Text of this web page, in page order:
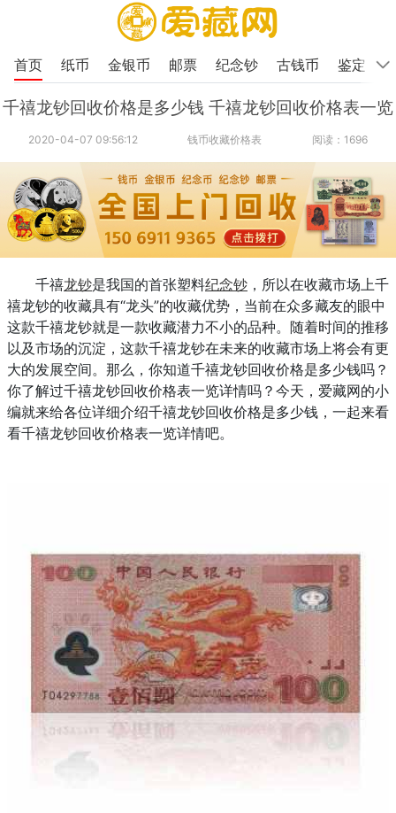
首页 纸币 金银币 邮票 纪念钞 古钱币 鉴定
千禧龙钞回收价格是多少钱 千禧龙钞回收价格表一览
2020-04-07 09:56:12 钱币收藏价格表 阅读：1696
千禧龙钞是我国的首张塑料纪念钞 ，所以在收藏市场上千
禧龙钞的收藏具有“龙头”的收藏优势，当前在众多藏友的眼中
这款千禧龙钞就是一款收藏潜力不小的品种。随着时间的推移
以及市场的沉淀，这款千禧龙钞在未来的收藏市场上将会有更
大的发展空间。 那么，你知道千禧龙钞回收价格是多少钱吗？
你了解过千禧龙钞回收价格表一览详情吗？ 今天 ，爱藏网的小
编就来给各位详细介绍千禧龙钞回收价格是多少钱 ，一起来看
看千禧龙钞回收价格表一览详情吧。